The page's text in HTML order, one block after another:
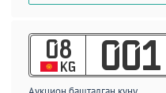
08
KG 001